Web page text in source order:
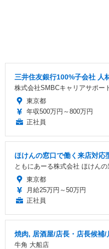
三井住友銀行100%子会社 人
株式会社SMBCキャリアサポー
東京都
年収500万円～800万円
正社員
ほけんの窓口で働く来店対
ともにあーる株式会社 ほけん
東京都
月給25万円～50万円
正社員
焼肉, 居酒屋/店長・店長候補
牛角 大船店